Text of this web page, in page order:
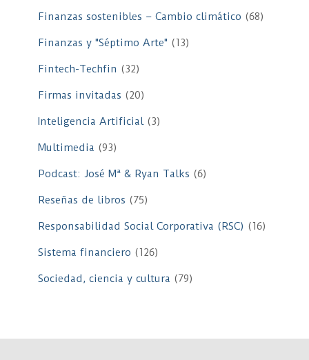
Finanzas sostenibles – Cambio climático (68)
Finanzas y "Séptimo Arte" (13)
Fintech-Techfin (32)
Firmas invitadas (20)
Inteligencia Artificial(3)
Multimedia (93)
Podcast: José Mª & Ryan Talks (6)
Reseñas de libros (75)
Responsabilidad Social Corporativa (RSC) (16)
Sistema financiero (126)
Sociedad, ciencia y cultura (79)